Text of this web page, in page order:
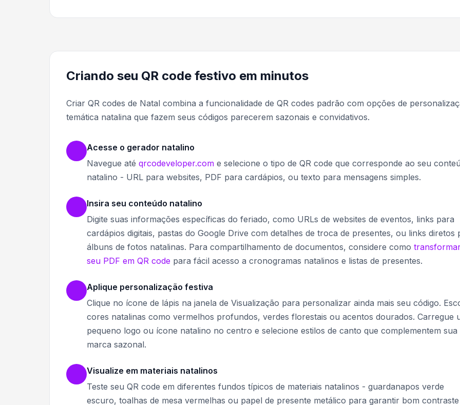
Criando seu QR code festivo em minutos
Criar QR codes de Natal combina a funcionalidade de QR codes padrão com opções de
temática natalina que fazem seus códigos parecerem sazonais e convidativos.
Acesse o gerador natalino
Navegue até qrcodeveloper.com e selecione o tipo de QR code que corresponde ao seu
natalino - URL para websites, PDF para cardápios, ou texto para mensagens simples.
Insira seu conteúdo natalino
Digite suas informações específicas do feriado, como URLs de websites de eventos, links para
cardápios digitais, pastas do Google Drive com detalhes de troca de presentes, ou links diretos
álbuns de fotos natalinas. Para compartilhamento de documentos, considere como
seu PDF em QR code para fácil acesso a cronogramas natalinos e listas de presentes.
Aplique personalização festiva
Clique no ícone de lápis na janela de Visualização para personalizar ainda mais seu código.
cores natalinas como vermelhos profundos, verdes florestais ou acentos dourados. Carregue
pequeno logo ou ícone natalino no centro e selecione estilos de canto que complementem sua
marca sazonal.
Visualize em materiais natalinos
Teste seu QR code em diferentes fundos típicos de materiais natalinos - guardanapos verde
escuro, toalhas de mesa vermelhas ou papel de presente metálico para garantir bom contraste